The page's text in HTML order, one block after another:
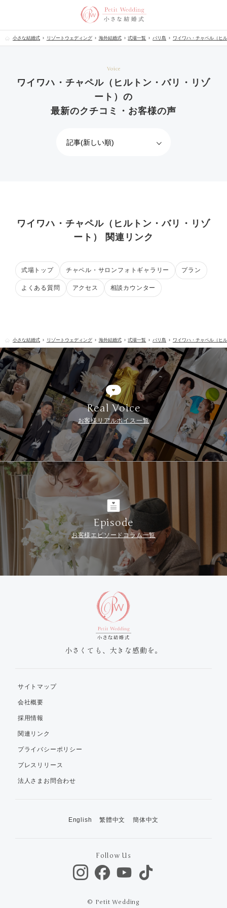
小さな結婚式 リゾートウェディング 海外結婚式 式場一覧 バリ島 ワイワハ・チャペル（ヒ
Voice
ワイワハ・チャペル（ヒルトン・バリ・リゾ
ート）の
最新のクチコミ・お客様の声
ワイワハ・チャペル（ヒルトン・バリ・リゾ
ート） 関連リンク
式場トップ チャペル・サロンフォトギャラリー プラン
よくある質問 アクセス 相談カウンター
小さな結婚式 リゾートウェディング 海外結婚式 式場一覧 バリ島 ワイワハ・チャペル（ヒ
Real Voice
お客様リアルボイス一覧
Episode
お客様エピソードコラム一覧
小さくても、大きな感動を。
サイトマップ
会社概要
採用情報
関連リンク
プライバシーポリシー
プレスリリース
法人さまお問合わせ
English 繁體中文 簡体中文
Follow Us
© Petit Wedding